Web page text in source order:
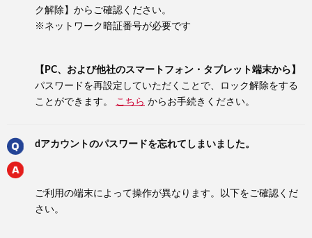
ク解除】からご確認ください。
※ネットワーク暗証番号が必要です
【PC、および他社のスマートフォン・タブレット端末から】
パスワードを再設定していただくことで、ロック解除をする
ことができます。 こちら からお手続きください。
dアカウントのパスワードを忘れてしまいました。
ご利用の端末によって操作が異なります。以下をご確認くだ
さい。